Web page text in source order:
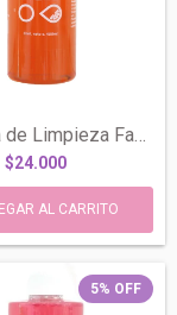
Espuma de Limpieza Facial Fix Vitamina C...
$24.000
5% OFF